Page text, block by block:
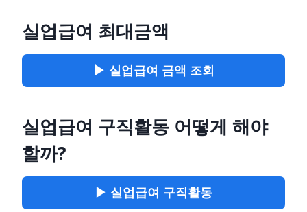
실업급여 최대금액
▶ 실업급여 금액 조회
실업급여 구직활동 어떻게 해야
할까?
▶ 실업급여 구직활동